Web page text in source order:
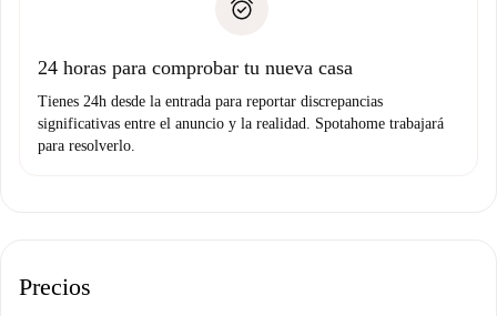
Prueba de solvencia
no nos comunicas ningún problema.
24 horas para comprobar tu nueva casa
Tienes 24h desde la entrada para reportar discrepancias
significativas entre el anuncio y la realidad. Spotahome trabajará
para resolverlo.
Precios